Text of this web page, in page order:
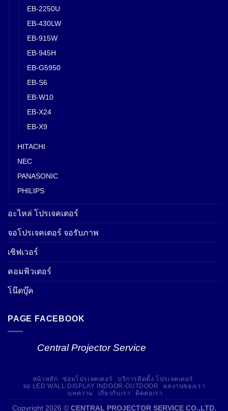
EB-2250U
EB-430LW
EB-915W
EB-945H
EB-G5950
EB-S6
EB-W10
EB-X24
EB-X9
HITACHI
NEC
PANASONIC
PHILIPS
อะไหล่ โปรเจคเตอร์
จอโปรเจคเตอร์ จอรับภาพ
เซิฟเวอร์
คอมพิวเตอร์
โน๊ตบุ๊ค
PAGE FACEBOOK
Central Projector Service
หน้าหลัก ซ่อมโปรเจคเตอร์
บริการติดตั้ง โปรเจคเตอร์
จอ LED WALL DISPLAY INDOOR-OUTDOOR
ผลงานของเรา
บทความ
เกี่ยวกับเรา ติดต่อเรา
Copyright 2026 © CENTRAL PROJECTOR SERVICE CO.,LTD.